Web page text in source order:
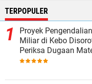
TERPOPULER
Proyek
Miliar di Kebo
Periksa Dugaan